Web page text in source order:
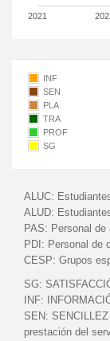
2021
INF
SEN
PLA
TRA
PROF
SG
ALUC:
ALUD:
PAS: Personal
PDI: Personal de
CESP: Grupos
SG:
INF:
SEN:
prestación del